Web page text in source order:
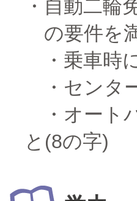
自動二輪
の要件を
・乗車時
・センタ
・オート
と(8の字)